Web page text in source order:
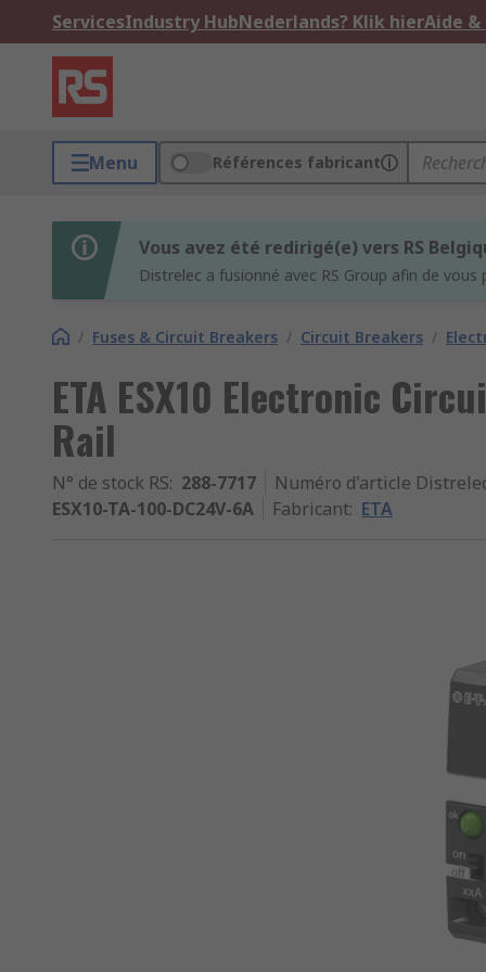
ServicesIndustry HubNederlands? Klik hierAide
Menu Références fabricant
Vous avez été redirigé(e) vers RS
Distrelec a fusionné avec RS Group afin de
/ Fuses & Circuit Breakers / Circuit Breakers /
ETA ESX10 Electronic
Rail
N° de stock RS: 288-7717 Numéro d'article
ESX10-TA-100-DC24V-6A
Fabricant: ETA